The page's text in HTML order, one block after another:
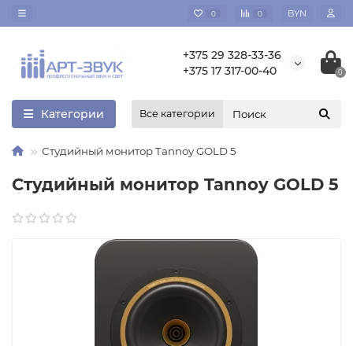
0 0 BYN
+375 29 328-33-36
+375 17 317-00-40
0
Категории Все категории
Студийный монитор Tannoy GOLD 5
Студийный монитор Tannoy GOLD 5